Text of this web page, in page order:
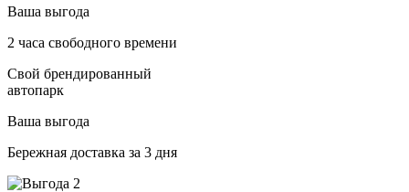
Ваша выгода
2 часа свободного времени
Свой брендированный
автопарк
Ваша выгода
Бережная доставка за 3 дня